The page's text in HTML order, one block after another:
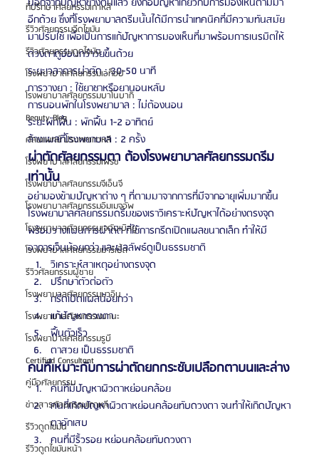
ที่ปรึกษาศัลยกรรมเกาหลี
รีวิวศัลยกรรมฉีดไขมัน
รีวิวศัลยกรรมดูดไขมัน
โรงพยาบาลศัลยกรรมเอท็อป
โรงพยาบาลศัลยกรรมบาโนบากิ
Beauty Blog
ศัลยแพทย์ ประเทศเกาหลี
โรงพยาบาลศัลยกรรมเฟรช
โรงพยาบาลศัลยกรรมจีเอ็นจี
โรงพยาบาลศัลยกรรมอิมเมจอัพ
โรงพยาบาลศัลยกรรมเจดับเบิลยู
โรงพยาบาลศัลยกรรมมาร์เบิ้ล
รีวิวศัลยกรรมผู้ชาย
โรงพยาบาลศัลยกรรมมาอิน
โรงพยาบาลศัลยกรรมนานะ
โรงพยาบาลศัลยกรรมรูบี
Certified Consultant
คู่มือศัลยกรรม
ข่าวสารศัลยกรรมเกาหลี
รีวิวดูดไขมัน
รีวิวดูดไขมันหน้า
อีกด้วย ซึ่งที่โรงพยาบาลดรีมนั้นได้มีการนำเทคนิคที่มีความทันสมัย
มาปรับใช้ เพื่อเป็นการแก้ปัญหาการมองเห็นที่มาพร้อมการเนรมิตให้
ดวงตาดูอ่อนกว่าวัยขึ้นด้วย
ระยะเวลาการผ่าตัด : 30-50 นาที
การวางยา : ใช้ยาชาหรือยานอนหลับ
การนอนพักในโรงพยาบาล : ไม่ต้องนอน
ระยะพักฟื้น : พักฟื้น 1-2 อาทิตย์
ล้างแผลที่โรงพยาบาล : 2 ครั้ง
ผ่าตัดศัลยกรรมตา ต้องโรงพยาบาลศัลยกรรมดรีม
เท่านั้น
อย่ามองข้ามปัญหาต่าง ๆ ที่ตามมาจากการที่มีจากอายุเพิ่มมากขึ้น
โรงพยาบาลศัลยกรรมดรีมของเราวิเคราะห์ปัญหาได้อย่างตรงจุด
พร้อมวางแผนการผ่าตัด ที่ใช้การกรีดเปิดแผลขนาดเล็ก ทำให้มี
อาการเจ็บน้อยกว่า และผลลัพธ์ดูเป็นธรรมชาติ
วิเคราะห์สาเหตุอย่างตรงจุด
ปรึกษาตัวต่อตัว
กรีดเปิดแผลน้อยกว่า
แก้ปัญหาดวงตา
ฟื้นตัวเร็ว
ตาสวย เป็นธรรมชาติ
คนที่เหมาะกับการผ่าตัดยกกระชับเปลือกตาบนและล่าง
คนที่มีปัญหาผิวตาหย่อนคล้อย
คนที่เกิดปัญหาผิวตาหย่อนคล้อยทับดวงตา จนทำให้เกิดปัญหา
ตาอักเสบ
คนที่มีริ้วรอย หย่อนคล้อยทับดวงตา